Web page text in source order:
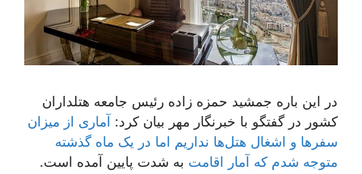
در این باره جمشید حمزه زاده رئیس جامعه هتلداران
کشور در گفتگو با خبرنگار مهر بیان کرد: آماری از میزان
سفرها و اشغال هتل‌ها نداریم اما در یک ماه گذشته
متوجه شدم که آمار اقامت به شدت پایین آمده است.